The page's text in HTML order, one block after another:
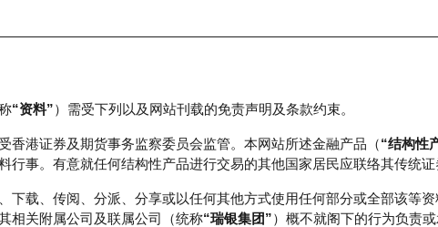
计 正股数据及市场统计 瑞银轮证教室
“资料”）需受下列以及网站刊载的免责声明及条款约束。
香港证券及期货事务监察委员会监管。本网站所述金融产品（“结构性
行事。有意就任何结构性产品进行交易的其他国家居民应联络其传统
下载、传阅、分派、分享或以任何其他方式使用任何部分或全部该等
相关附属公司及联属公司（统称“瑞银集团”）概不就阁下的行为负责